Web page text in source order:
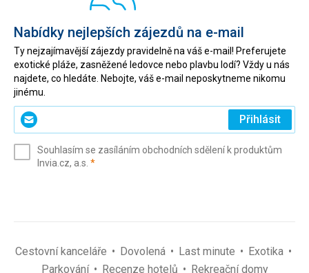
Nabídky nejlepších zájezdů na e-mail
Ty nejzajímavější zájezdy pravidelně na váš e-mail! Preferujete
exotické pláže, zasněžené ledovce nebo plavbu lodí? Vždy u nás
najdete, co hledáte. Nebojte, váš e-mail neposkytneme nikomu
jinému.
Zadejte
svůj
(povinné)
Přihlásit
Souhlasím se zasíláním obchodních sdělení k produktům
Invia.cz, a.s. *(povinné)
Cestovní kanceláře Dovolená Last minute
Exotika
Parkování
Recenze hotelů Rekreační domy